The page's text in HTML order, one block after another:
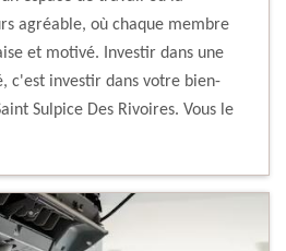
agréable, où chaque membre
et motivé. Investir dans une
c'est investir dans votre bien-
Sulpice Des Rivoires. Vous le